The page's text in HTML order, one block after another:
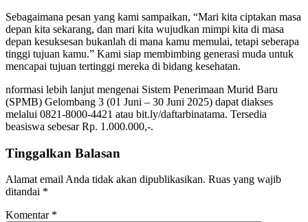
Sebagaimana pesan yang kami sampaikan, “Mari kita ciptakan masa
depan kita sekarang, dan mari kita wujudkan mimpi kita di masa
depan kesuksesan bukanlah di mana kamu memulai, tetapi seberapa
tinggi tujuan kamu.” Kami siap membimbing generasi muda untuk
mencapai tujuan tertinggi mereka di bidang kesehatan.
nformasi lebih lanjut mengenai Sistem Penerimaan Murid Baru
(SPMB) Gelombang 3 (01 Juni – 30 Juni 2025) dapat diakses
melalui 0821-8000-4421 atau bit.ly/daftarbinatama. Tersedia
beasiswa sebesar Rp. 1.000.000,-.
Tinggalkan Balasan
Alamat email Anda tidak akan dipublikasikan. Ruas yang wajib
ditandai *
Komentar *